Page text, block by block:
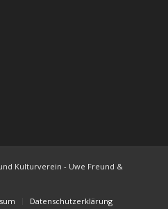
Kulturverein - Uwe Freund &
Datenschutzerklärung